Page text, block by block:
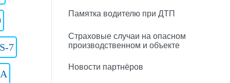
7
Памятка водителю при ДТП
Страховые случаи на опасном
производственном и объекте
Новости партнёров